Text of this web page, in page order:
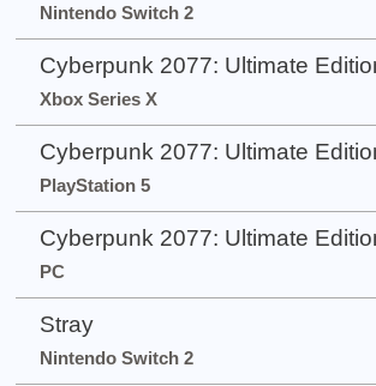
Nintendo Switch 2
Cyberpunk 2077: Ultimate
Xbox Series X
Cyberpunk 2077: Ultimate
PlayStation 5
Cyberpunk 2077: Ultimate
PC
Stray
Nintendo Switch 2